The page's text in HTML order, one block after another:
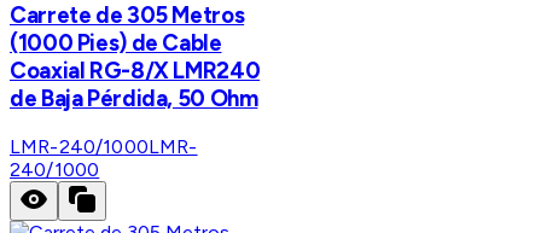
Carrete de 305 Metros
(1000 Pies) de Cable
Coaxial RG-8/X LMR240
de Baja Pérdida, 50 Ohm
LMR-240/1000LMR-
240/1000